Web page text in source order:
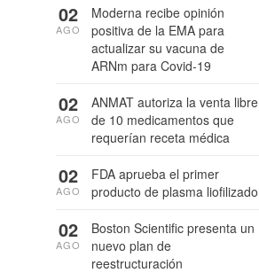
Moderna recibe opinión
positiva de la EMA para
actualizar su vacuna de
ARNm para Covid-19
02
AGO
ANMAT autoriza la venta libre
de 10 medicamentos que
requerían receta médica
02
AGO
FDA aprueba el primer
producto de plasma liofilizado
02
AGO
Boston Scientific presenta un
nuevo plan de
reestructuración
02
AGO